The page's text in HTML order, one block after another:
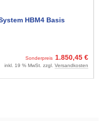
HBM4 Basis
Sonderpreis 1.850,45 €
inkl. 19 % MwSt. zzgl. Versandkosten